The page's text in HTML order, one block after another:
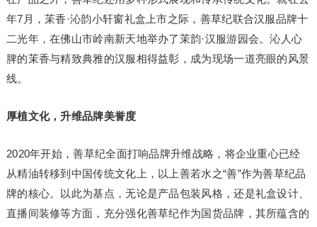
年7月，茉香·沁韵小轩窗礼盒上市之际，善草纪联合汉服品牌十
二光年，在佛山市岭南新天地举办了茉韵·汉服游园会。沁人心
脾的茉香与精致典雅的汉服相得益彰，成为现场一道亮眼的风景
线。
厚植文化，升维品牌美誉度
2020年开始，善草纪全面打响品牌升维战略，将企业重心已经
从精油转移到中国传统文化上，以上善若水之“善”作为善草纪品
牌的核心。以此为基点，无论是产品包装风格，还是礼盒设计、
直播间装修等方面，充分强化善草纪作为国货品牌，其所蕴含的